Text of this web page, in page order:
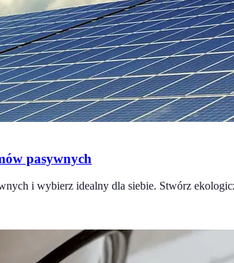
pasywnych
i wybierz idealny dla siebie. Stwórz